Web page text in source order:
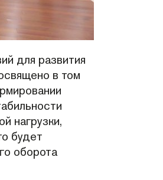
для развития
в том
нагрузки,
будет
оборота